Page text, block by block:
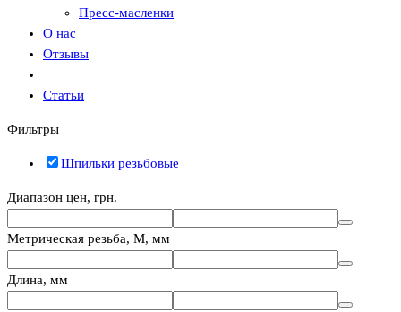
Пресс-масленки
О нас
Отзывы
Статьи
Фильтры
Шпильки резьбовые
Диапазон цен, грн.
Метрическая резьба, М, мм
Длина, мм